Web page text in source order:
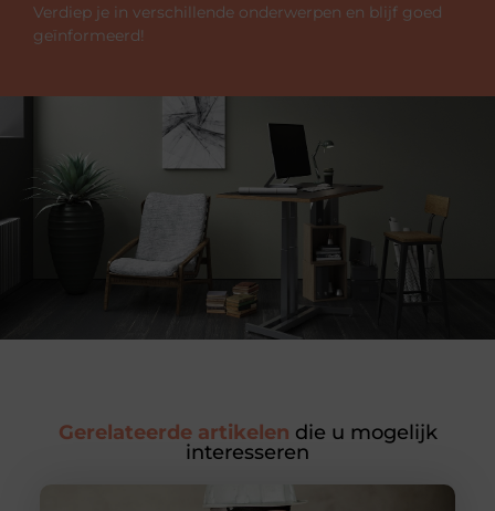
Verdiep je in verschillende onderwerpen en blijf goed
geïnformeerd!
Gerelateerde artikelen die u mogelijk
interesseren